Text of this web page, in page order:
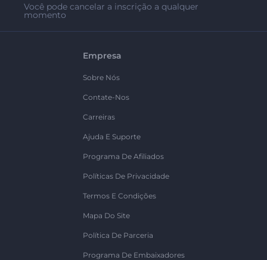
Você pode cancelar a inscrição a qualquer
momento
Empresa
Sobre Nós
Contate-Nos
Carreiras
Ajuda E Suporte
Programa De Afiliados
Políticas De Privacidade
Termos E Condições
Mapa Do Site
Política De Parceria
Programa De Embaixadores